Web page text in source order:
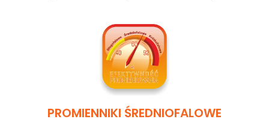
PROMIENNIKI ŚREDNIOFALOWE